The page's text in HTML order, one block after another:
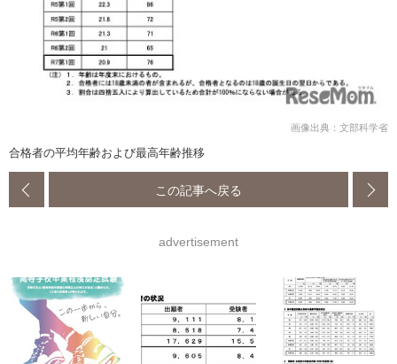
画像出典：文部科学省
合格者の平均年齢および最高年齢推移
この記事へ戻る
advertisement